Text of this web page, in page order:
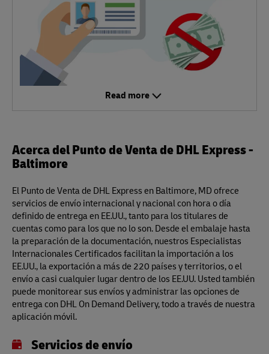
Read more
Acerca del Punto de Venta de DHL Express -
Baltimore
El Punto de Venta de DHL Express en Baltimore, MD ofrece
servicios de envío internacional y nacional con hora o día
definido de entrega en EE.UU., tanto para los titulares de
cuentas como para los que no lo son. Desde el embalaje hasta
la preparación de la documentación, nuestros Especialistas
Internacionales Certificados facilitan la importación a los
EE.UU., la exportación a más de 220 países y territorios, o el
envío a casi cualquier lugar dentro de los EE.UU. Usted también
puede monitorear sus envíos y administrar las opciones de
entrega con DHL On Demand Delivery, todo a través de nuestra
aplicación móvil.
Servicios de envío